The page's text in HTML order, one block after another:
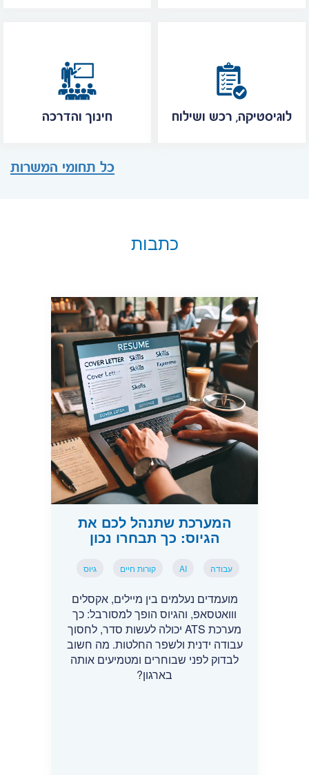
חינוך והדרכה לוגיסטיקה, רכש ושילוח
כל תחומי המשרות
כתבות
המערכת שתנהל לכם את
הגיוס: כך תבחרו נכון
עבודה AI קורות חיים גיוס
מועמדים נעלמים בין מיילים, אקסלים
ווואטסאפ, והגיוס הופך למסורבל: כך
מערכת ATS יכולה לעשות סדר, לחסוך
עבודה ידנית ולשפר החלטות. מה חשוב
לבדוק לפני שבוחרים ומטמיעים אותה
בארגון?